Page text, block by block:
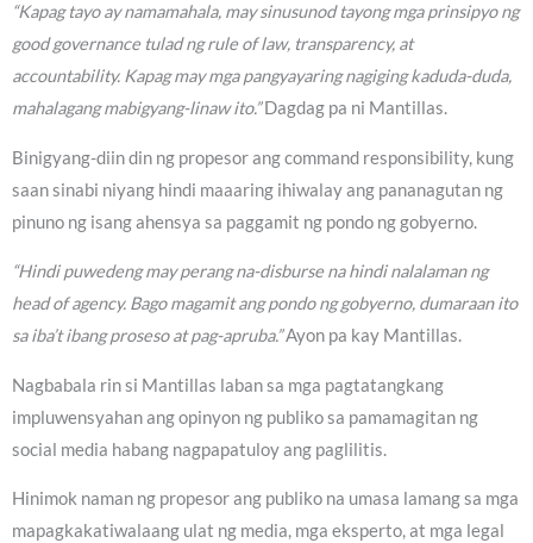
“Kapag tayo ay namamahala, may sinusunod tayong mga prinsipyo ng
good governance tulad ng rule of law, transparency, at
accountability. Kapag may mga pangyayaring nagiging kaduda-duda,
mahalagang mabigyang-linaw ito.”Dagdag pa ni Mantillas.
Binigyang-diin din ng propesor ang command responsibility, kung
saan sinabi niyang hindi maaaring ihiwalay ang pananagutan ng
pinuno ng isang ahensya sa paggamit ng pondo ng gobyerno.
“Hindi puwedeng may perang na-disburse na hindi nalalaman ng
head of agency. Bago magamit ang pondo ng gobyerno, dumaraan ito
sa iba’t ibang proseso at pag-apruba.”Ayon pa kay Mantillas.
Nagbabala rin si Mantillas laban sa mga pagtatangkang
impluwensyahan ang opinyon ng publiko sa pamamagitan ng
social media habang nagpapatuloy ang paglilitis.
Hinimok naman ng propesor ang publiko na umasa lamang sa mga
mapagkakatiwalaang ulat ng media, mga eksperto, at mga legal